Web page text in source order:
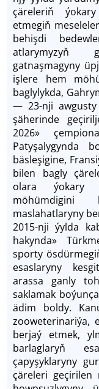
çäreleriň
etmegiň
behişdi
atlarymyzyň
gatnaşmagyny
işlere hem
baglylykda,
— 23-nji awgusty
şäherinde
2026»
Patyşalygynda
bäsleşigine,
bilen bagly
olara ýokary
möhümdigini
maslahatlaryny
2015-nji ýylda
hakynda»
sporty
esaslaryny
arassa ganly
saklamak
ädim boldy.
zooweterinariýa,
berjaý etmek,
barlaglaryň
çapyşyklaryny
çäreleri geçirilen